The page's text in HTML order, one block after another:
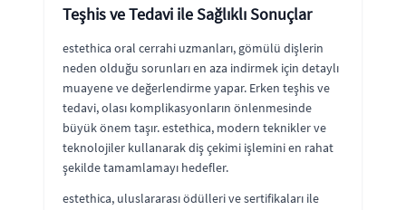
Teşhis ve Tedavi ile Sağlıklı Sonuçlar
estethica oral cerrahi uzmanları, gömülü dişlerin
neden olduğu sorunları en aza indirmek için detaylı
muayene ve değerlendirme yapar. Erken teşhis ve
tedavi, olası komplikasyonların önlenmesinde
büyük önem taşır. estethica, modern teknikler ve
teknolojiler kullanarak diş çekimi işlemini en rahat
şekilde tamamlamayı hedefler.
estethica, uluslararası ödülleri ve sertifikaları ile